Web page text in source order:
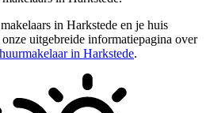
in Harkstede en je huis
uitgebreide informatiepagina over
in Harkstede.